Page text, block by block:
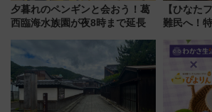
夕暮れのペンギンと会おう！葛
西臨海水族園が夜8時まで延長
【ひなた
難民へ！
ローおひ